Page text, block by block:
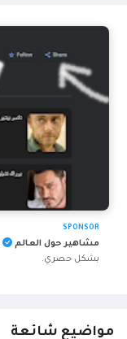
SPONSOR
مشاهير حول العالم
بشكل حصري.
مواضيع شائعة